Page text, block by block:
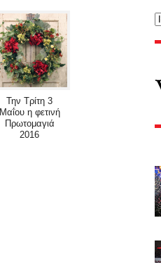
Την Τρίτη 3
Μαΐου η φετινή
Πρωτομαγιά
2016